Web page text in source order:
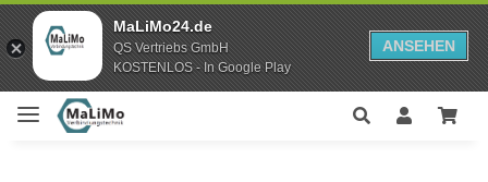
MaLiMo24.de
QS Vertriebs GmbH
KOSTENLOS - In Google Play
ANSEHEN